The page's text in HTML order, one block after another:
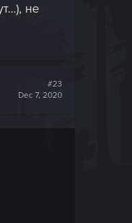
не
#23
Dec 7, 2020